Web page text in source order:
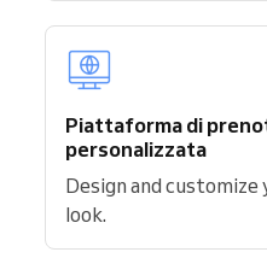
Piattaforma di
personalizzata
Design and
look.